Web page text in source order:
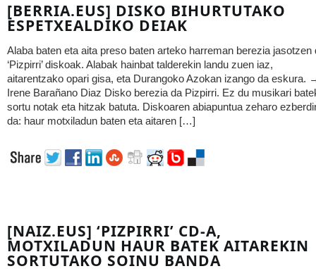
[BERRIA.EUS] DISKO BIHURTUTAKO
ESPETXEALDIKO DEIAK
Alaba baten eta aita preso baten arteko harreman berezia jasotzen
‘Pizpirri’ diskoak. Alabak hainbat talderekin landu zuen iaz,
aitarentzako opari gisa, eta Durangoko Azokan izango da eskura.
Irene Barañano Diaz Disko berezia da Pizpirri. Ez du musikari
sortu notak eta hitzak batuta. Diskoaren abiapuntua zeharo
da: haur motxiladun baten eta aitaren […]
[NAIZ.EUS] ‘PIZPIRRI’ CD-A,
MOTXILADUN HAUR BATEK AITAREKIN
SORTUTAKO SOINU BANDA